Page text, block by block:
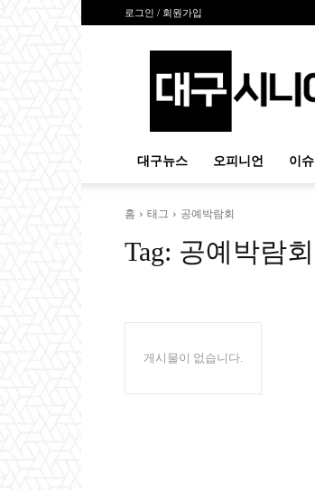
로그인 / 회원가입
시
대구뉴스 오피니언 이슈
홈 태그 공예박람회
Tag: 공예박람회
게시물이 없습니다.